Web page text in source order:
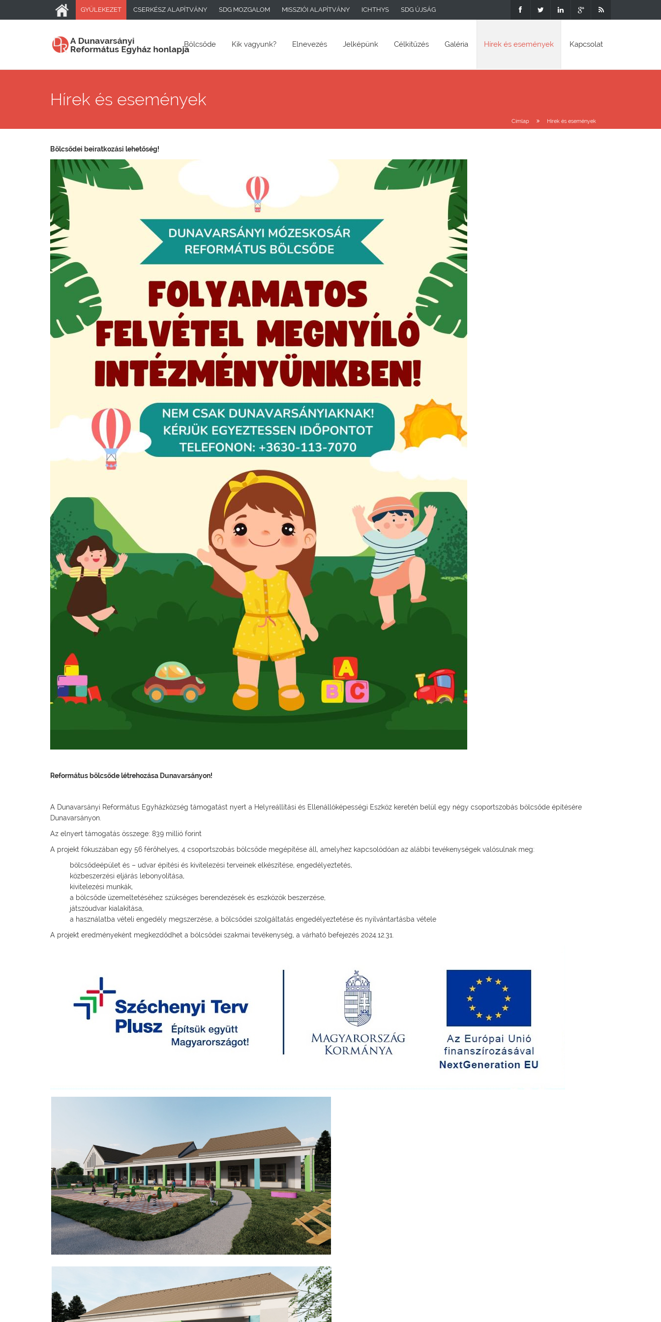
Ugrás a tartalomra
GYÜLEKEZET CSERKÉSZ ALAPÍTVÁNY SDG MOZGALOM MISSZIÓI ALAPÍTVÁNY ICHTHYS SDG ÚJSÁG
Bölcsőde Kik vagyunk? Elnevezés Jelképünk Célkitűzés Galéria Hírek és események Kapcsolat
Hírek és események
Címlap Hírek és események
Bölcsődei beiratkozási lehetőség!
Református bölcsőde létrehozása Dunavarsányon!
A Dunavarsányi Református Egyházközség támogatást nyert a Helyreállítási és Ellenállóképességi Eszköz keretén belül egy négy csoportszobás bölcsőde építésére
Dunavarsányon.
Az elnyert támogatás összege: 839 millió forint
A projekt fókuszában egy 56 férőhelyes, 4 csoportszobás bölcsőde megépítése áll, amelyhez kapcsolódóan az alábbi tevékenységek valósulnak meg:
bölcsődeépület és – udvar építési és kivitelezési terveinek elkészítése, engedélyeztetés,
közbeszerzési eljárás lebonyolítása,
kivitelezési munkák,
a bölcsőde üzemeltetéséhez szükséges berendezések és eszközök beszerzése,
játszóudvar kialakítása,
a használatba vételi engedély megszerzése, a bölcsődei szolgáltatás engedélyeztetése és nyilvántartásba vétele
A projekt eredményeként megkezdődhet a bölcsődei szakmai tevékenység, a várható befejezés 2024.12.31.